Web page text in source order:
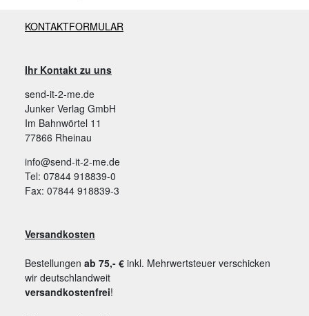
KONTAKTFORMULAR
Ihr Kontakt zu uns
send-it-2-me.de
Junker Verlag GmbH
Im Bahnwörtel 11
77866 Rheinau
info@send-it-2-me.de
Tel: 07844 918839-0
Fax: 07844 918839-3
Versandkosten
Bestellungen ab 75,- € inkl. Mehrwertsteuer verschicken
wir deutschlandweit
versandkostenfrei!